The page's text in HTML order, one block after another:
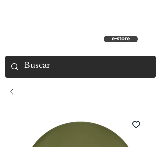
e-store